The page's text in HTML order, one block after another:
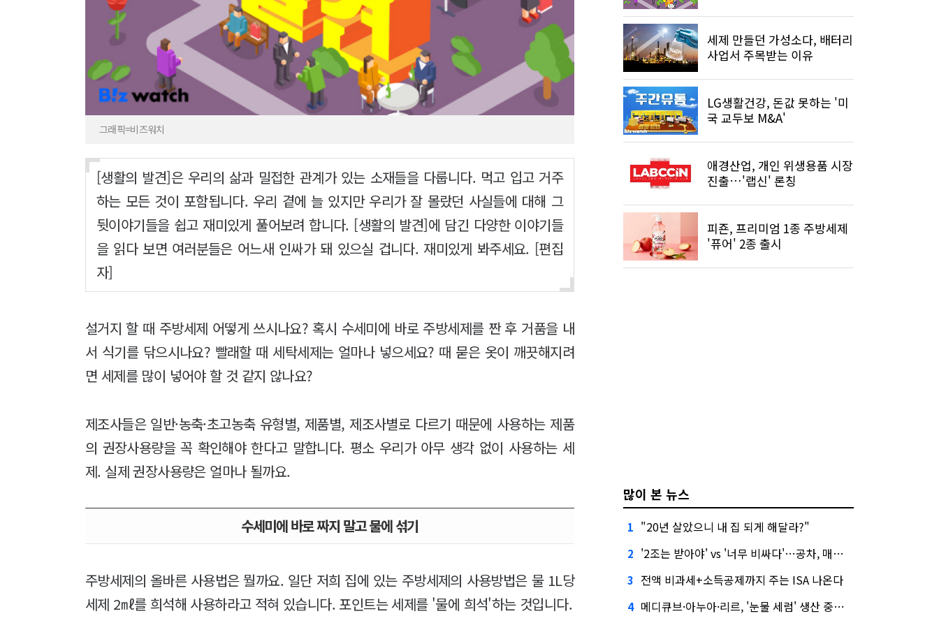
그래픽=비즈워치
[생활의 발견]은 우리의 삶과 밀접한 관계가 있는 소재들을 다룹니다. 먹고 입고 거주
하는 모든 것이 포함됩니다. 우리 곁에 늘 있지만 우리가 잘 몰랐던 사실들에 대해 그
뒷이야기들을 쉽고 재미있게 풀어보려 합니다. [생활의 발견]에 담긴 다양한 이야기들
을 읽다 보면 여러분들은 어느새 인싸가 돼 있으실 겁니다. 재미있게 봐주세요. [편집
자]
설거지 할 때 주방세제 어떻게 쓰시나요? 혹시 수세미에 바로 주방세제를 짠 후 거품을 내
서 식기를 닦으시나요? 빨래할 때 세탁세제는 얼마나 넣으세요? 때 묻은 옷이 깨끗해지려
면 세제를 많이 넣어야 할 것 같지 않나요?
제조사들은 일반·농축·초고농축 유형별, 제품별, 제조사별로 다르기 때문에 사용하는 제품
의 권장사용량을 꼭 확인해야 한다고 말합니다. 평소 우리가 아무 생각 없이 사용하는 세
제. 실제 권장사용량은 얼마나 될까요.
수세미에 바로 짜지 말고 물에 섞기
주방세제의 올바른 사용법은 뭘까요. 일단 저희 집에 있는 주방세제의 사용방법은 물 1L당
세제 2㎖를 희석해 사용하라고 적혀 있습니다. 포인트는 세제를 '물에 희석'하는 것입니다.
세제 만들던 가성소다, 배터리
사업서 주목받는 이유
LG생활건강, 돈값 못하는 '미
국 교두보 M&A'
애경산업, 개인 위생용품 시장
진출…'랩신' 론칭
피죤, 프리미엄 1종 주방세제
'퓨어' 2종 출시
많이 본 뉴스
1 "20년 살았으니 내 집 되게 해달라?"
2 '2조는 받아야' vs '너무 비싸다'…공차, 매각 성공할까
3 전액 비과세+소득공제까지 주는 ISA 나온다
4 메디큐브·아누아·리르, '눈물 세럼' 생산 중단한다